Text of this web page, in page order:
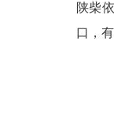
陕柴
口，